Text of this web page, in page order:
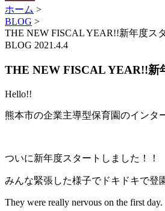
ホーム >
BLOG >
THE NEW FISCAL YEAR!!新年度ス
BLOG 2021.4.4
THE NEW FISCAL YEAR!!新
Hello!!
熊本市の企業主導型保育園のインタ
ついに新年度スタートしました！！
みんな緊張した様子でドキドキで登
They were really nervous on the first day.